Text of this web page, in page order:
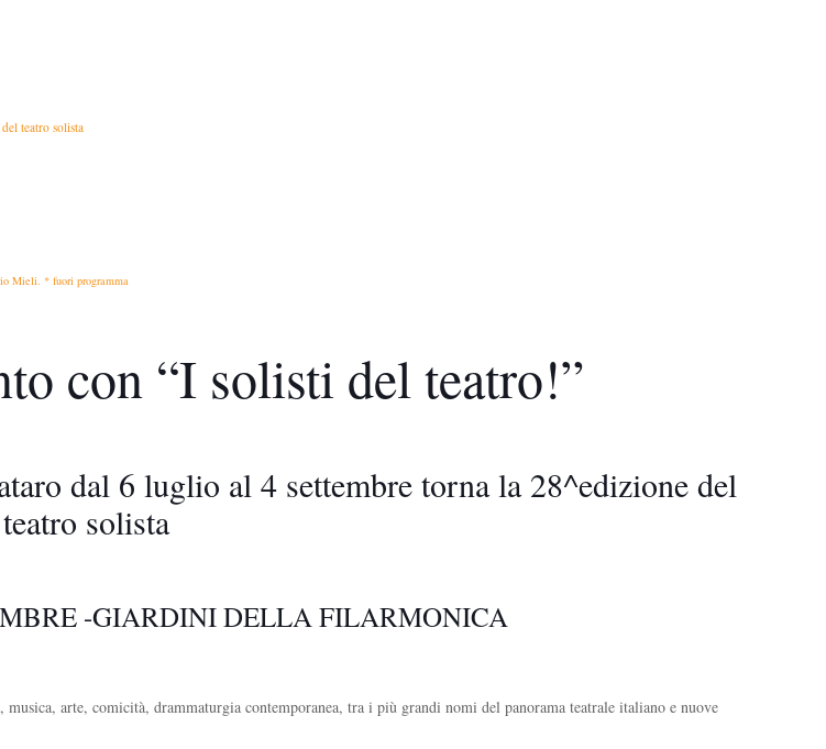
teatro solista
Mieli. * fuori programma
con “I solisti del teatro!”
dal 6 luglio al 4 settembre torna la 28^edizione del
teatro solista
-GIARDINI DELLA FILARMONICA
arte, comicità, drammaturgia contemporanea, tra i più grandi nomi del panorama teatrale italiano e nuove